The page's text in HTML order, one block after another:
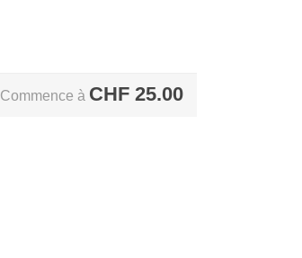
Commence à CHF 25.00